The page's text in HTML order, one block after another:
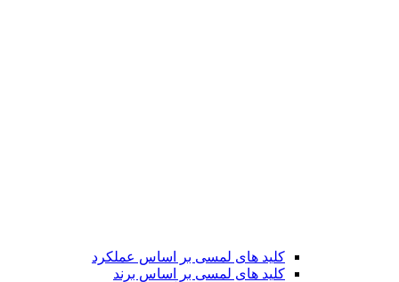
کلید های لمسی بر اساس عملکرد
کلید های لمسی بر اساس برند